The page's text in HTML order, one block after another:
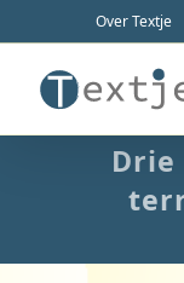
Over Textje
Drie